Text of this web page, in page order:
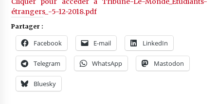
étrangers_-5-12-2018.pdf
Partager :
Facebook E-mail LinkedIn
Telegram WhatsApp Mastodon
Bluesky